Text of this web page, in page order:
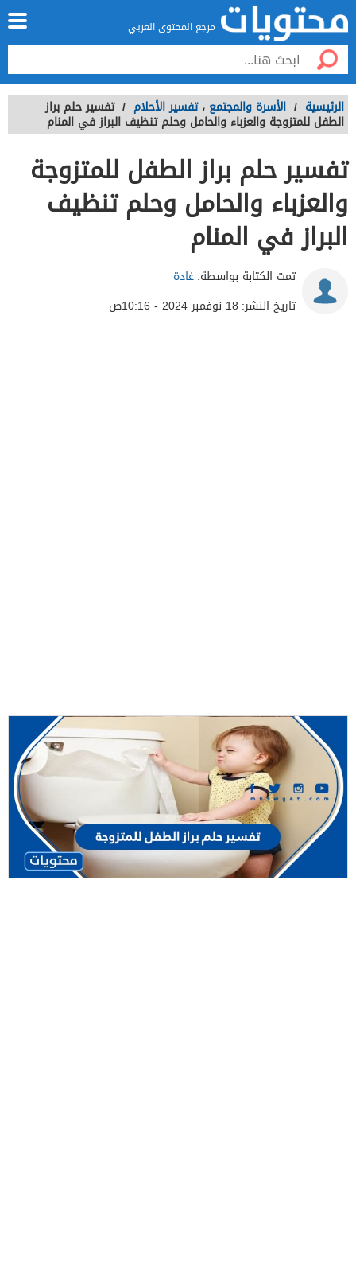
مرجع المحتوى العربي
الرئيسية / الأسرة والمجتمع ، تفسير الأحلام / تفسير حلم براز
الطفل للمتزوجة والعزباء والحامل وحلم تنظيف البراز في المنام
تفسير حلم براز الطفل للمتزوجة
والعزباء والحامل وحلم تنظيف
البراز في المنام
تمت الكتابة بواسطة:غادة
تاريخ النشر: 18 نوفمبر 2024 - 10:16ص